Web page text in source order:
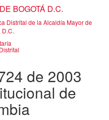
BOGOTÁ D.C.
Distrital de la Alcaldía Mayor de
D.C.
de 2003
de